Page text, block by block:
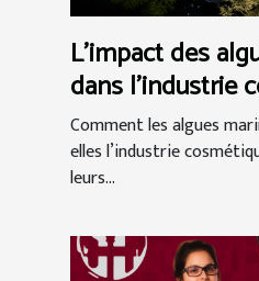
L'impact des
dans l'industrie
Comment les algues
elles l’industrie
leurs...